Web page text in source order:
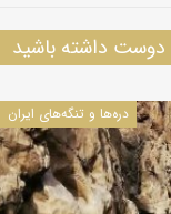
داشته باشید
دره‌ها و تنگه‌های ایران